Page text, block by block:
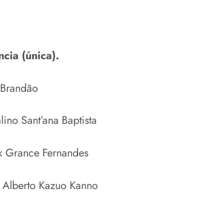
(única).
Sant’ana Baptista
Grance Fernandes
Kazuo Kanno